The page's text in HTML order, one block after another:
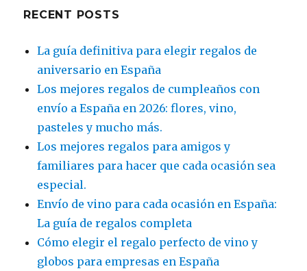
RECENT POSTS
La guía definitiva para elegir regalos de
aniversario en España
Los mejores regalos de cumpleaños con
envío a España en 2026: flores, vino,
pasteles y mucho más.
Los mejores regalos para amigos y
familiares para hacer que cada ocasión sea
especial.
Envío de vino para cada ocasión en España:
La guía de regalos completa
Cómo elegir el regalo perfecto de vino y
globos para empresas en España